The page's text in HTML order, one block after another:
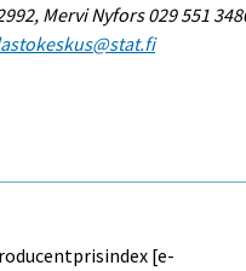
Mervi Nyfors 029 551
[e-